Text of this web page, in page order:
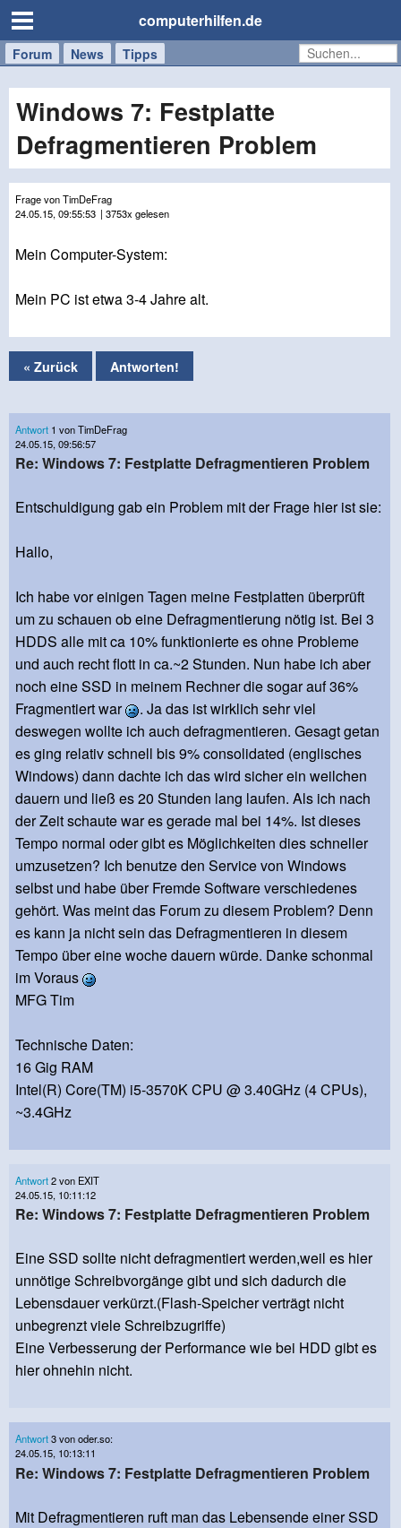
computerhilfen.de
Forum News Tipps
Handy
Tablet
Windows
Mac
Windows 7: Festplatte
Defragmentieren Problem
Frage von TimDeFrag
24.05.15, 09:55:53 | 3753x gelesen
Mein Computer-System:
Mein PC ist etwa 3-4 Jahre alt.
« Zurück Antworten!
Antwort 1 von TimDeFrag
24.05.15, 09:56:57
Re: Windows 7: Festplatte Defragmentieren Problem
Entschuldigung gab ein Problem mit der Frage hier ist sie:
Hallo,
Ich habe vor einigen Tagen meine Festplatten überprüft
um zu schauen ob eine Defragmentierung nötig ist. Bei 3
HDDS alle mit ca 10% funktionierte es ohne Probleme
und auch recht flott in ca.~2 Stunden. Nun habe ich aber
noch eine SSD in meinem Rechner die sogar auf 36%
Fragmentiert war
. Ja das ist wirklich sehr viel
deswegen wollte ich auch defragmentieren. Gesagt getan
es ging relativ schnell bis 9% consolidated (englisches
Windows) dann dachte ich das wird sicher ein weilchen
dauern und ließ es 20 Stunden lang laufen. Als ich nach
der Zeit schaute war es gerade mal bei 14%. Ist dieses
Tempo normal oder gibt es Möglichkeiten dies schneller
umzusetzen? Ich benutze den Service von Windows
selbst und habe über Fremde Software verschiedenes
gehört. Was meint das Forum zu diesem Problem? Denn
es kann ja nicht sein das Defragmentieren in diesem
Tempo über eine woche dauern würde. Danke schonmal
im Voraus
MFG Tim
Technische Daten:
16 Gig RAM
Intel(R) Core(TM) i5-3570K CPU @ 3.40GHz (4 CPUs),
~3.4GHz
Antwort2 von EXIT
24.05.15, 10:11:12
Re: Windows 7: Festplatte Defragmentieren Problem
Eine SSD sollte nicht defragmentiert werden,weil es hier
unnötige Schreibvorgänge gibt und sich dadurch die
Lebensdauer verkürzt.(Flash-Speicher verträgt nicht
unbegrenzt viele Schreibzugriffe)
Eine Verbesserung der Performance wie bei HDD gibt es
hier ohnehin nicht.
Antwort3 von oder.so:
24.05.15, 10:13:11
Re: Windows 7: Festplatte Defragmentieren Problem
Mit Defragmentieren ruft man das Lebensende einer SSD